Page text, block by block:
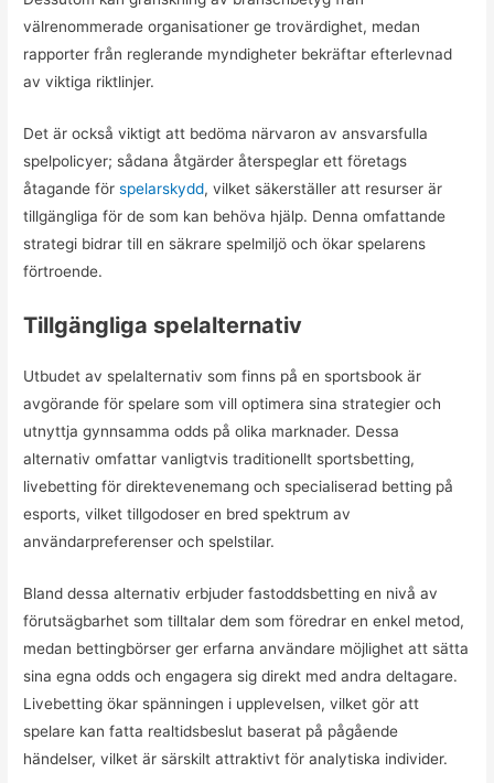
välrenommerade organisationer ge trovärdighet, medan
rapporter från reglerande myndigheter bekräftar efterlevnad
av viktiga riktlinjer.
Det är också viktigt att bedöma närvaron av ansvarsfulla
spelpolicyer; sådana åtgärder återspeglar ett företags
åtagande förspelarskydd, vilket säkerställer att resurser är
tillgängliga för de som kan behöva hjälp. Denna omfattande
strategi bidrar till en säkrare spelmiljö och ökar spelarens
förtroende.
Tillgängliga spelalternativ
Utbudet av spelalternativ som finns på en sportsbook är
avgörande för spelare som vill optimera sina strategier och
utnyttja gynnsamma odds på olika marknader. Dessa
alternativ omfattar vanligtvis traditionellt sportsbetting,
livebetting för direktevenemang och specialiserad betting på
esports, vilket tillgodoser en bred spektrum av
användarpreferenser och spelstilar.
Bland dessa alternativ erbjuder fastoddsbetting en nivå av
förutsägbarhet som tilltalar dem som föredrar en enkel metod,
medan bettingbörser ger erfarna användare möjlighet att sätta
sina egna odds och engagera sig direkt med andra deltagare.
Livebetting ökar spänningen i upplevelsen, vilket gör att
spelare kan fatta realtidsbeslut baserat på pågående
händelser, vilket är särskilt attraktivt för analytiska individer.